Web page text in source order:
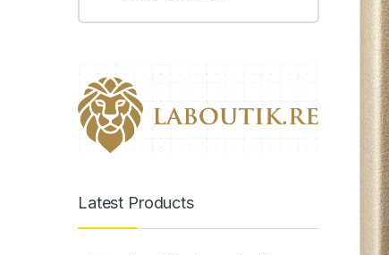
Latest Products